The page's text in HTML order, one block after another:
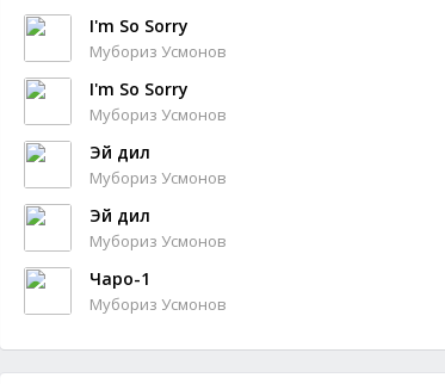
I'm So Sorry
Мубориз Усмонов
I'm So Sorry
Мубориз Усмонов
Эй дил
Мубориз Усмонов
Эй дил
Мубориз Усмонов
Чаро-1
Мубориз Усмонов